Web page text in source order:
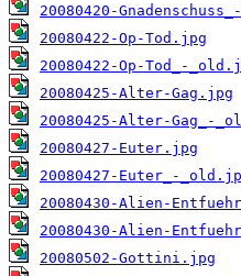
20080420-
20080422-Op-Tod.jpg
20080422-Op-Tod_-
20080425-Alter-Gag.jpg
20080425-Alter-Gag_-
20080427-Euter.jpg
20080427-Euter_-
20080430-Alien-
20080430-Alien-
20080502-Gottini.jpg